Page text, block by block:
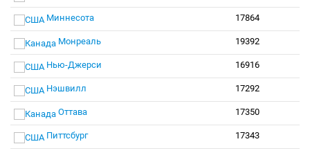
Миннесота 17864
Монреаль 19392
Нью-Джерси 16916
Нэшвилл 17292
Оттава 17350
Питтсбург 17343